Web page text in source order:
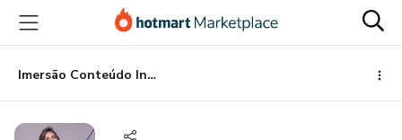
para
conteúdo
principal
para
pagamento
para
rodapé
Imersão Conteúdo Intencional